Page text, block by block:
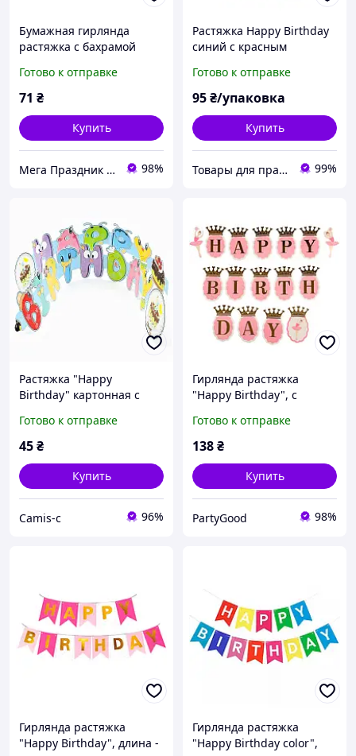
Бумажная гирлянда
растяжка с бахрамой
цвета
Готово к отправке
71 ₴
Купить
Мега Праздник – магазин аксессуаров для праздника и все для оформления воздушными шарами ОПТ. 98%
Растяжка Happy Birthday
синий с красным
Готово к отправке
95₴/упаковка
Купить
Товары для праздника 99%
Растяжка "Happy
Birthday" картонная с
праздничный декор
Готово к отправке
45₴
Купить
Camis-c 96%
Гирлянда растяжка
"Happy Birthday", с
Готово к отправке
138₴
Купить
PartyGood 98%
Гирлянда растяжка
"Happy Birthday", длина -
Гирлянда растяжка
"Happy Birthday color",